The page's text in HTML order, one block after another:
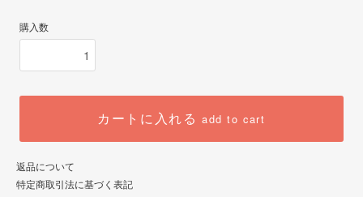
購入数
カートに入れるadd to cart
返品について
特定商取引法に基づく表記